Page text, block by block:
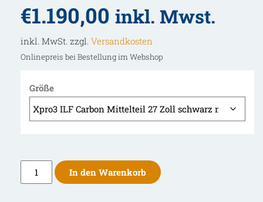
€1.190,00 inkl. Mwst.
inkl. MwSt. zzgl. Versandkosten
Onlinepreis bei Bestellung im Webshop
Größe
Uukha
Xpro3
In den Warenkorb